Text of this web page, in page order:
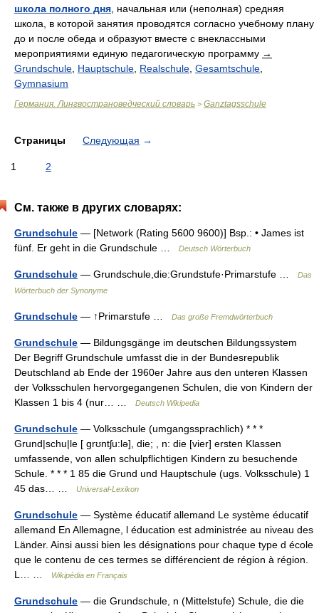
школа полного дня , начальная или (неполная) средняя
школа, в которой занятия проводятся согласно учебному плану
до и после обеда и образуют вместе с внеклассными
мероприятиями единую педагогическую программу →
Grundschule Hauptschule Realschule Gesamtschule
Gymnasium
Германия. Лингвострановедческий словарь > Ganztagsschule
Страницы Следующая →
1 2
См. также в других словарях:
Grundschule — [Network (Rating 5600 9600)] Bsp.: • James ist
fünf. Er geht in die Grundschule …
Deutsch Wörterbuch
Grundschule — Grundschule,die:Grundstufe·Primarstufe …
Das
Wörterbuch der Synonyme
Grundschule — ↑Primarstufe … Das große Fremdwörterbuch
Grundschule — Bildungsgänge im deutschen Bildungssystem
Der Begriff Grundschule umfasst die in der Bundesrepublik
Deutschland ab Ende der 1960er Jahre aus den unteren Klassen
der Volksschulen hervorgegangenen Schulen, die von Kindern der
Klassen 1 bis 4 (nur… …
Deutsch Wikipedia
Grundschule — Volksschule (umgangssprachlich) * * *
Grund|schu|le [ grʊntʃu:lə], die; , n: die [vier] ersten Klassen
umfassende, von allen schulpflichtigen Kindern zu besuchende
Schule. * * * 1 85 die Grund und Hauptschule (ugs. Volksschule) 1
45 das… …
Universal-Lexikon
Grundschule — Système éducatif allemand Le système éducatif
allemand En Allemagne, l éducation est administrée au niveau des
Länder. Ainsi aussi bien les désignations pour chaque type d école
que le contenu de ces termes se différencient de région à région.
L… …
Wikipédia en Français
Grundschule — die Grundschule, n (Mittelstufe) Schule, die die